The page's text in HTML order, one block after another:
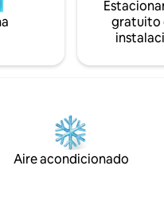
gratuito
Aire acondicionado